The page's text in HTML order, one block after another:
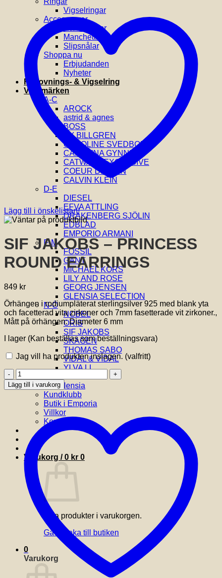
Vigselringar
Accessoarer
Hårklämmor
Manchettknappar
Slipsnålar
Shoppa nu
Erbjudanden
Nyheter
Förlovnings- & Vigselring
Varumärken
A-C
AROCK
astrid & agnes
BOSS
BY BILLGREN
CAROLINE SVEDBOM
CAROLINA GYNNING
CATWALK EXCLUSIVE
COEUR DE LION
CALVIN KLEIN
D-E
DIESEL
EFVA ATTLING
DRAKENBERG SJÖLIN
EDBLAD
EMPORIO ARMANI
F-M
FOSSIL
GANT
MICHAEL KORS
LILY AND ROSE
GEORG JENSEN
GLENSIA SELECTION
N-Ö
NOBEL
ORIS
SIF JAKOBS
SKAGEN
THOMAS SABO
VIDAL & VIDAL
YLVA LI
Om Glensia
Kundklubb
Butik i Emporia
Villkor
Kontakta oss
Varukorg /0 kr 0
Inga produkter i varukorgen.
Gå tillbaka till butiken
0
Varukorg
Lägg till i önskelistan!
SIF JAKOBS – PRINCESS
ROUND EARRINGS
849 kr
Örhängen i rodiumpläterat sterlingsilver 925 med blank yta
och facetterad vita zirkoner och 7mm fasetterade vit zirkoner.,
Mått på örhängen: Diameter 6 mm
I lager (Kan beställas som beställningsvara)
Jag vill ha produkten inslagen. (valfritt)
SIF
JAKOBS
-
PRINCESS
ROUND
EARRINGS
mängd
Lägg till i varukorg